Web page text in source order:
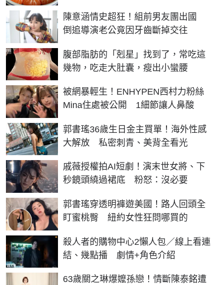
陳意涵情史超狂！組前男友團出國
倒追導演老公竟因牙齒斷掉交往
腹部脂肪的「剋星」找到了，常吃這
幾物，吃走大肚囊，瘦出小蠻腰
PR
被網暴輕生！ENHYPEN西村力粉絲
Mina住處被公開 1細節讓人鼻酸
郭書瑤36歲生日金主買單！海外性感
大解放 私密刺青、美背全看光
戚薇授權拍AI短劇！演末世女將、下
秒鏡頭繞過裙底 粉怒：沒必要
郭書瑤穿透明褲遊美國！路人回頭全
盯蜜桃臀 紐約女性狂問哪買的
殺人者的購物中心2懶人包／線上看連
結、幾點播 劇情+角色介紹
63歲關之琳爆嬤孫戀！情斷陳泰銘遭